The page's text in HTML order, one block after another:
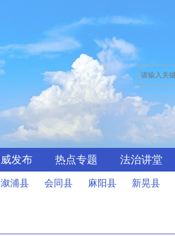
发布 热点专题 法治讲堂
溆浦县 会同县 麻阳县 新晃县